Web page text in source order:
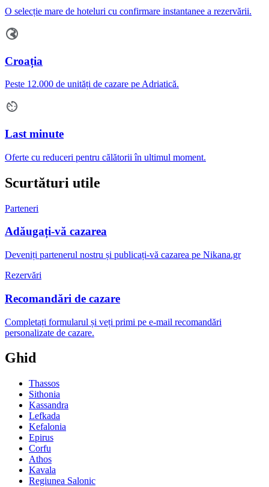
O selecție mare de hoteluri cu confirmare instantanee a rezervării.
Croația
Peste 12.000 de unități de cazare pe Adriatică.
Last minute
Oferte cu reduceri pentru călătorii în ultimul moment.
Scurtături utile
Parteneri
Adăugați-vă cazarea
Deveniți partenerul nostru și publicați-vă cazarea pe Nikana.gr
Rezervări
Recomandări de cazare
Completați formularul și veți primi pe e-mail recomandări
personalizate de cazare.
Ghid
Thassos
Sithonia
Kassandra
Lefkada
Kefalonia
Epirus
Corfu
Athos
Kavala
Regiunea Salonic